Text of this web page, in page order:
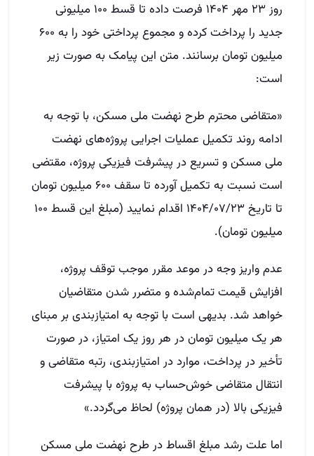
روز ۲۳ مهر ۱۴۰۴ فرصت داده تا قسط ۱۰۰ میلیونی
جدید را پرداخت کرده و مجموع پرداختی خود را به ۶۰۰
میلیون تومان برسانند. متن این پیامک به صورت زیر
است:
«متقاضی محترم طرح نهضت ملی مسکن، با توجه به
ادامه روند تکمیل عملیات اجرایی پروژه‌های نهضت
ملی مسکن و تسریع در پیشرفت فیزیکی پروژه، مقتضی
است نسبت به تکمیل آورده تا سقف ۶۰۰ میلیون تومان
تا تاریخ ۱۴۰۴/۰۷/۲۳ اقدام نمایید (مبلغ این قسط ۱۰۰
میلیون تومان).
عدم واریز وجه در موعد مقرر موجب توقف پروژه،
افزایش قیمت تمام‌شده و متضرر شدن متقاضیان
خواهد شد. بدیهی است با توجه به امتیازبندی بر مبنای
هر یک میلیون تومان در هر روز یک امتیاز، در صورت
تأخیر در پرداخت، موارد در امتیازبندی، رتبه متقاضی و
انتقال متقاضی خوش‌حساب به پروژه با پیشرفت
فیزیکی بالا (در همان پروژه) لحاظ می‌گردد.»
اما علت رشد مبلغ اقساط در طرح نهضت ملی مسکن